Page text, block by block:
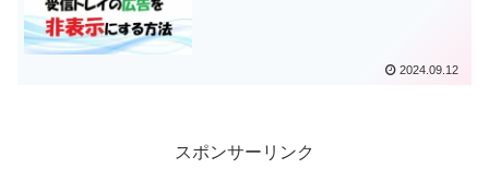
2024.09.12
スポンサーリンク